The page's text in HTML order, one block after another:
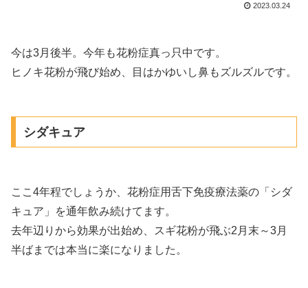
2023.03.24
今は3月後半。今年も花粉症真っ只中です。
ヒノキ花粉が飛び始め、目はかゆいし鼻もズルズルです。
シダキュア
ここ4年程でしょうか、花粉症用舌下免疫療法薬の「シダ
キュア」を通年飲み続けてます。
去年辺りから効果が出始め、スギ花粉が飛ぶ2月末～3月
半ばまでは本当に楽になりました。